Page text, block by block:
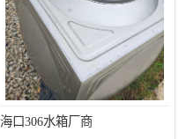
海口306水箱厂商